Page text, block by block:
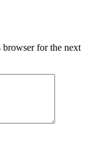
browser for the next